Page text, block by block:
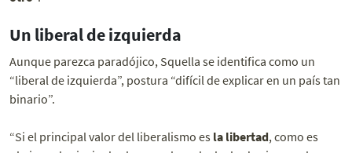
Un liberal de izquierda
Aunque parezca paradójico, Squella se identifica como un
“liberal de izquierda”, postura “difícil de explicar en un país tan
binario”.
“Si el principal valor del liberalismo es la libertad, como es